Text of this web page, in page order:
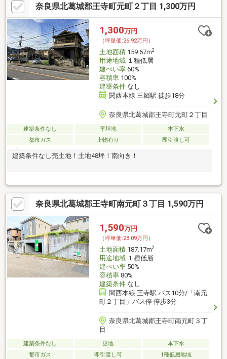
奈良県北葛城郡王寺町元町２丁目 1,300万円
1,300万円
（坪単価:26.92万円）
土地面積159.67m2
用途地域１種低層
建ぺい率60%
容積率100%
建築条件なし
関西本線 三郷駅 徒歩18分
奈良県北葛城郡王寺町元町２丁目
建築条件なし 平坦地
本下水
都市ガス
上物有り 即引渡し可
建築条件なし売土地！土地48坪！南向き！
奈良県北葛城郡王寺町南元町３丁目 1,590万円
1,590万円
（坪単価:28.09万円）
土地面積187.17m2
用途地域１種低層
建ぺい率50%
容積率80%
建築条件なし
関西本線 王寺駅 バス10分/「南元
町２丁目」バス停 停歩3分
奈良県北葛城郡王寺町南元町３丁
目
建築条件なし 更地
本下水
都市ガス
即引渡し可 1種低層地域